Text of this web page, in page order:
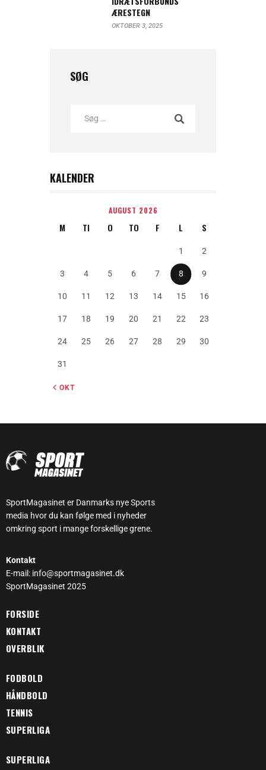
ÆRESTEGN
OKTOBER 3, 2025
SØG
KALENDER
AUGUST 2026
M TI O TO F L S
1 2
3 4 5 6 7 8 9
10 11 12 13 14 15 16
17 18 19 20 21 22 23
24 25 26 27 28 29 30
31
« OKT
SportMagasinet er Danmarks nye Sports
media hvor du kan følge med i nyheder
omkring sport i mange forskellige grene.
Kontakt
E-mail: info@sportmagasinet.dk
SportMagasinet 2025
FORSIDE
KONTAKT
OVERBLIK
FODBOLD
HÅNDBOLD
TENNIS
SUPERLIGA
SUPERLIGA